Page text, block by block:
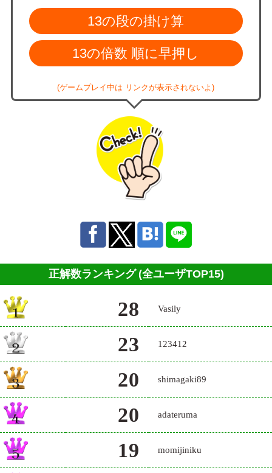
13の段の掛け算
13の倍数 順に早押し
(ゲームプレイ中は リンクが表示されないよ)
正解数ランキング (全ユーザTOP15)
28 Vasily
23 123412
20 shimagaki89
20 adateruma
19 momijiniku